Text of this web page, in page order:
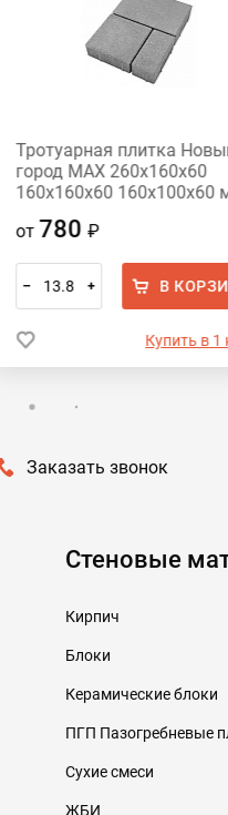
Тротуарная плитка
город MAX 260х160х60
160х160х60 160х100х60
от 780₽
– + В
Купить в 1
Заказать звонок
Стеновые
Кирпич
Блоки
Керамические блоки
ПГП Пазогребневые
Сухие смеси
ЖБИ